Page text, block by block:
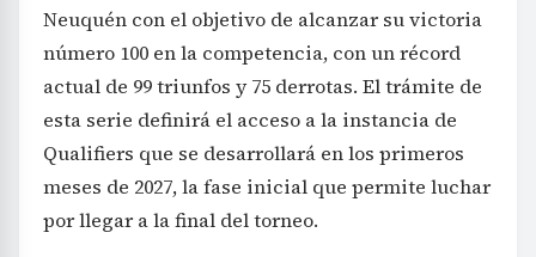
Neuquén con el objetivo de alcanzar su victoria
número 100 en la competencia, con un récord
actual de 99 triunfos y 75 derrotas. El trámite de
esta serie definirá el acceso a la instancia de
Qualifiers que se desarrollará en los primeros
meses de 2027, la fase inicial que permite luchar
por llegar a la final del torneo.